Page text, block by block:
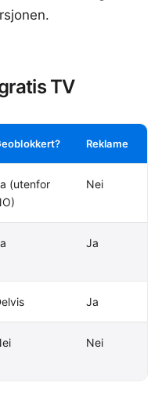
TV
Reklame
(utenfor
Nei
Ja
Ja
Nei